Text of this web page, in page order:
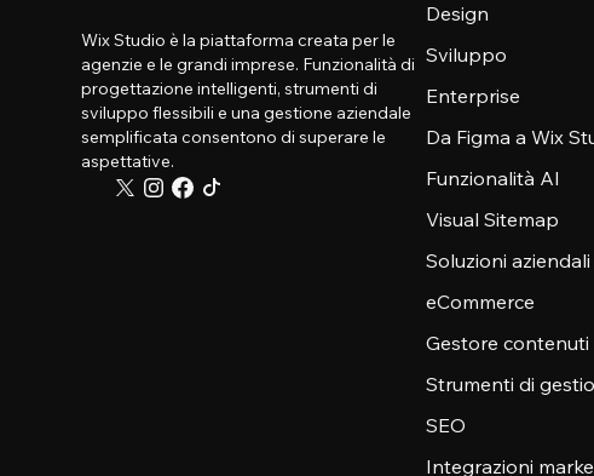
Wix Studio è la piattaforma creata per le
agenzie e le grandi imprese. Funzionalità di
progettazione intelligenti, strumenti di
sviluppo flessibili e una gestione aziendale
semplificata consentono di superare le
aspettative.
Design
Sviluppo
Enterprise
Da Figma a Wix
Funzionalità AI
Visual Sitemap
Soluzioni aziendali
eCommerce
Gestore contenuti
Strumenti di
SEO
Integrazioni